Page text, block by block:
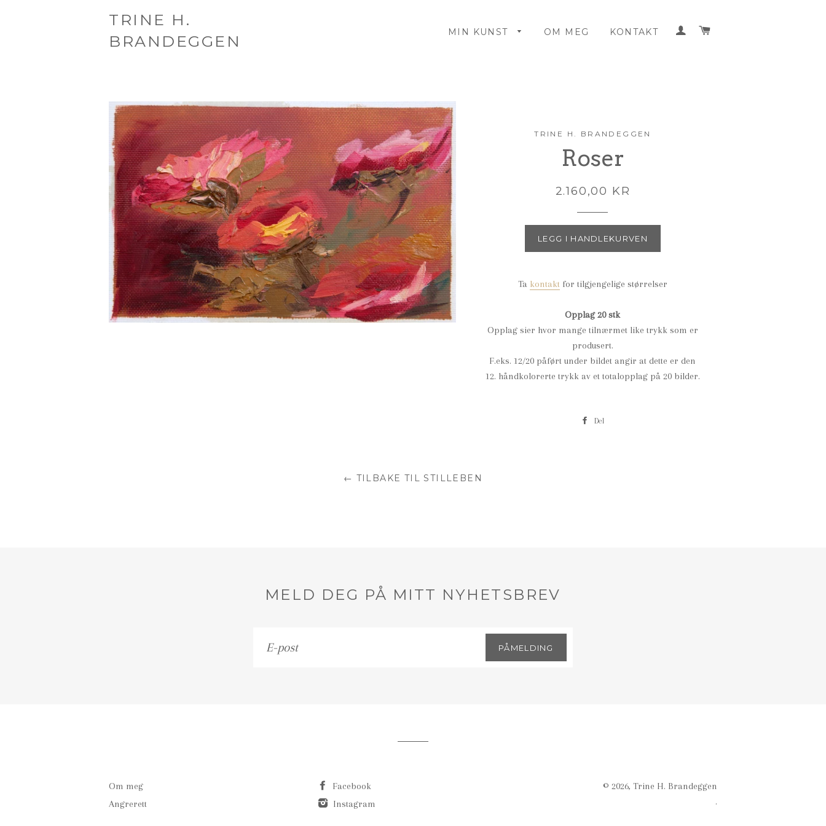
TRINE H.
BRANDEGGEN
MIN KUNST OM MEG KONTAKT LOGG INN
TRINE H. BRANDEGGEN
Roser
2.160,00 KR
LEGG I HANDLEKURVEN
Ta kontaktfor tilgjengelige størrelser
Opplag 20 stk
Opplag sier hvor mange tilnærmet like trykk som er
produsert.
F.eks. 12/20 påført under bildet angir at dette er den
12. håndkolorerte trykk av et totalopplag på 20 bilder.
Del
← TILBAKE TIL STILLEBEN
MELD DEG PÅ MITT NYHETSBREV
E-
post
PÅMELDING
Om meg
Angrerett
Facebook
Instagram
© 2026, Trine H. Brandeggen
.